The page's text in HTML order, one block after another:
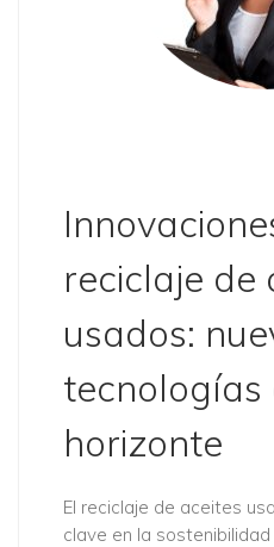
reciclaje de
usados:
tecnologías
horizonte
El reciclaje de aceites
clave en la